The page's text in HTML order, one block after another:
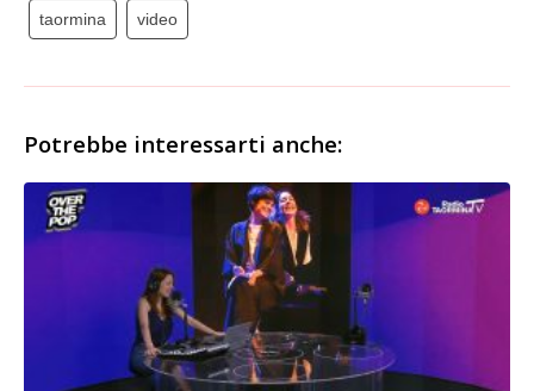
taormina video
Potrebbe interessarti anche: